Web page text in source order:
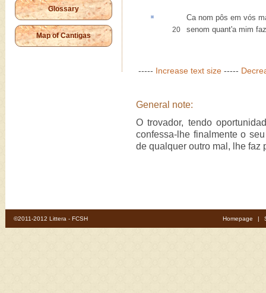
Glossary
Map of Cantigas
Ca nom pôs em vós
20 senom quant'a mim
----- Increase text size -----
General note:
O trovador, tendo
confessa-lhe finalmente o
de qualquer outro mal, lhe faz
©2011-2012 Littera - FCSH Homepage |